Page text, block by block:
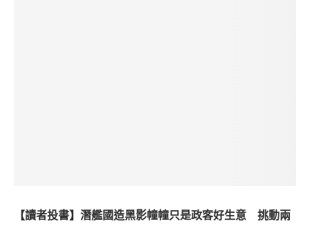
【讀者投書】潛艦國造黑影幢幢只是政客好生意 挑動兩